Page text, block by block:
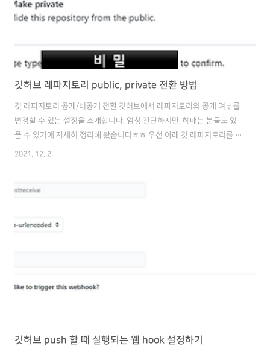
깃허브 레파지토리 public, private 전환 방법
깃 레파지토리 공개/비공개 전환 깃허브에서 레파지토리의 공개 여부를
변경할 수 있는 설정을 소개합니다. 엄청 간단하지만, 헤매는 분들도 있
을 수 있기에 자세히 정리해 봤습니다ㅎㅎ 우선 아래 깃 레파지토리를 보
면 Public인 것을 볼 수 있는데요, 그렇게 되면 아무나 fork 뜰 수 있으니
Change visibility를 클릭합니다. 필요 없다면 delete을 하면 되겠죠?
in 해주면 됩니다. 반대로 공개하고 싶은 경우 Make public을 선택하면
2021. 12. 2.
깃허브 push 할 때 실행되는 웹 hook 설정하기